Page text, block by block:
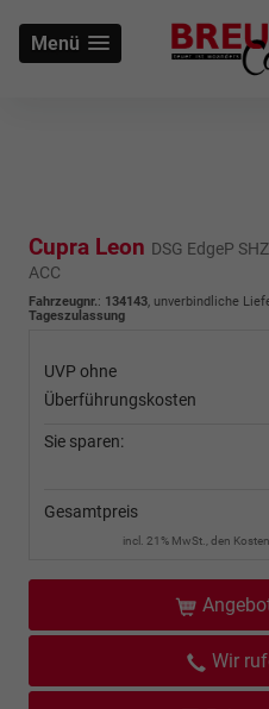
Menü
Cupra Leon DSG EdgeP
ACC
Fahrzeugnr.: 134143, unverbindliche
Tageszulassung
UVP ohne
Überführungskosten
Sie sparen:
Gesamtpreis
incl. 21% MwSt., den
Wir